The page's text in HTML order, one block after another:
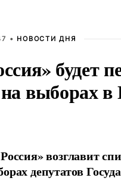
• НОВОСТИ ДНЯ
будет
выборах в
возглавит
депутатов